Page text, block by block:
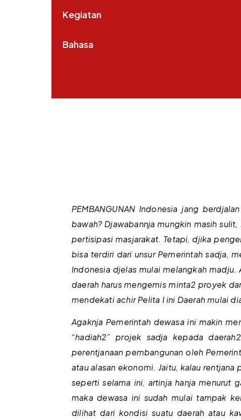
Kegiatan
Bahasa
PEMBANGUNAN Indonesia jang
bawah? Djawabannja mungkin masih
pertisipasi masjarakat. Tetapi, djika
bisa terdiri dari unsur Pemerintah sadja,
Indonesia djelas mulai melangkah
daerah harus mengemis minta2 proyek
mendekati achir Pelita I ini Daerah mulai
Agaknja Pemerintah dewasa ini makin
“hadiah2” projek sadja kepada
perentjanaan pembangunan oleh
atau alasan ekonomi. Jaitu, kalau
seperti selama ini, artinja hanja menurut
maka dewasa ini sudah mulai tampak
dilihat dari kondisi suatu daerah atau